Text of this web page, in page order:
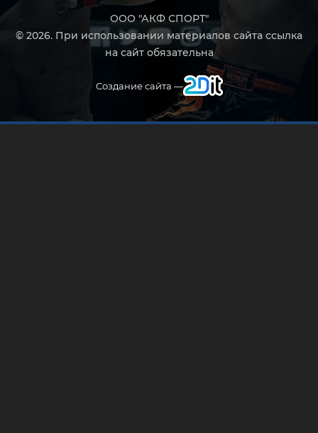
ООО "АКФ СПОРТ"
© 2026. При использовании материалов сайта ссылка
на сайт обязательна
Создание сайта —